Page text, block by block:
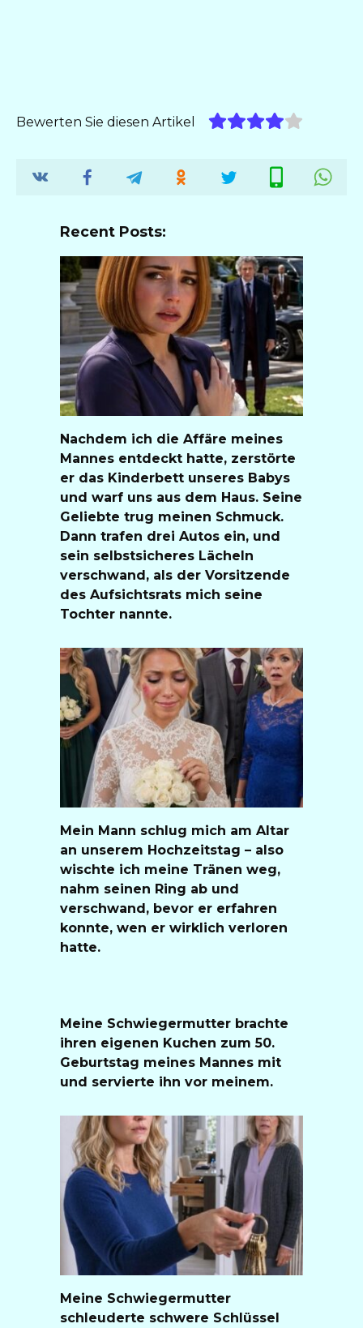
Bewerten Sie diesen Artikel
Recent Posts:
Nachdem ich die Affäre meines
Mannes entdeckt hatte, zerstörte
er das Kinderbett unseres Babys
und warf uns aus dem Haus. Seine
Geliebte trug meinen Schmuck.
Dann trafen drei Autos ein, und
sein selbstsicheres Lächeln
verschwand, als der Vorsitzende
des Aufsichtsrats mich seine
Tochter nannte.
Mein Mann schlug mich am Altar
an unserem Hochzeitstag – also
wischte ich meine Tränen weg,
nahm seinen Ring ab und
verschwand, bevor er erfahren
konnte, wen er wirklich verloren
hatte.
Meine Schwiegermutter brachte
ihren eigenen Kuchen zum 50.
Geburtstag meines Mannes mit
und servierte ihn vor meinem.
Meine Schwiegermutter
schleuderte schwere Schlüssel